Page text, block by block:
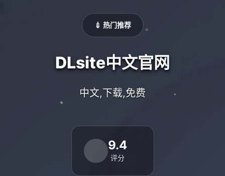
💉 热门推荐
DLsite中文官网
中文,下载,免费
9.4
评分